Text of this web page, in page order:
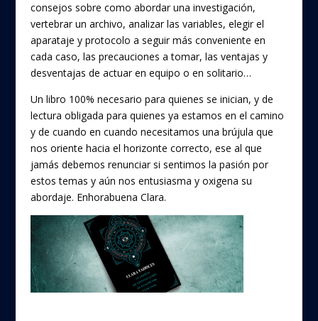
consejos sobre como abordar una investigación,
vertebrar un archivo, analizar las variables, elegir el
aparataje y protocolo a seguir más conveniente en
cada caso, las precauciones a tomar, las ventajas y
desventajas de actuar en equipo o en solitario…
Un libro 100% necesario para quienes se inician, y de
lectura obligada para quienes ya estamos en el camino
y de cuando en cuando necesitamos una brújula que
nos oriente hacia el horizonte correcto, ese al que
jamás debemos renunciar si sentimos la pasión por
estos temas y aún nos entusiasma y oxigena su
abordaje. Enhorabuena Clara.